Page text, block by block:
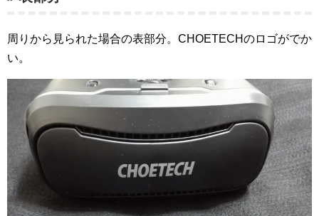
周りから見られた場合の表部分。CHOETECHのロゴがでか
い。